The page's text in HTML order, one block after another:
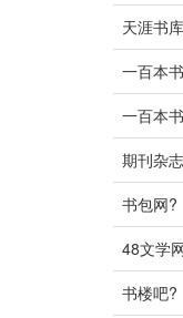
天涯书
一百本
一百本
期刊杂志
书包网?
48文学
书楼吧?